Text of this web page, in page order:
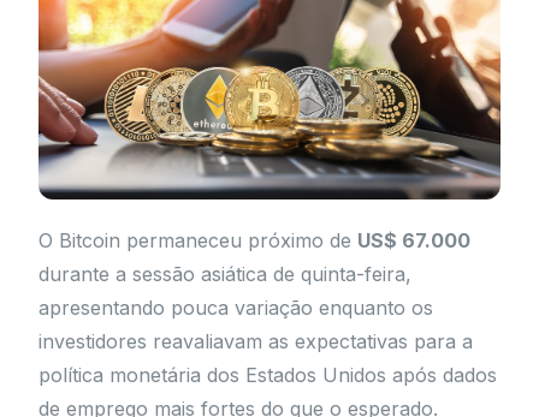
O Bitcoin permaneceu próximo de US$ 67.000
durante a sessão asiática de quinta-feira,
apresentando pouca variação enquanto os
investidores reavaliavam as expectativas para a
política monetária dos Estados Unidos após dados
de emprego mais fortes do que o esperado.